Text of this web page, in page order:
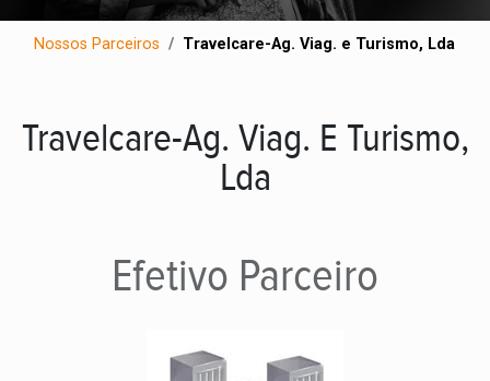
Nossos Parceiros Travelcare-Ag. Viag. e Turismo, Lda
Travelcare-Ag. Viag. E Turismo,
Lda
Efetivo Parceiro